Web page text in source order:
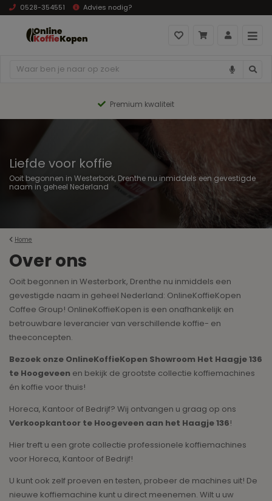
0528-354551 Advies nodig?
Premium kwaliteit
Liefde voor koffie
Ooit begonnen in Westerbork, Drenthe nu inmiddels een gevestigde
naam in geheel Nederland
Home
Over ons
Ooit begonnen in Westerbork, Drenthe nu inmiddels een
gevestigde naam in geheel Nederland: OnlineKoffieKopen
Coffee Group! OnlineKoffieKopen is een onafhankelijk en
betrouwbare leverancier van verschillende koffie- en
theeconcepten.
Bezoek onze OnlineKoffieKopen Showroom Het Haagje 136
te Hoogeveen en bekijk de grootste collectie koffiemachines
én koffie voor thuis!
Horeca, Kantoor of Bedrijf? Wij ontvangen u graag op ons
Verkoopkantoor te Hoogeveen aan het Haagje 136!
Hier treft u een grote collectie professionele koffiemachines
voor Horeca, Kantoor of Bedrijf!
U kunt ook zelf proeven en testen, probeer de machines uit! De
nieuwe koffiemachine kunt u direct meenemen. Wilt u uw